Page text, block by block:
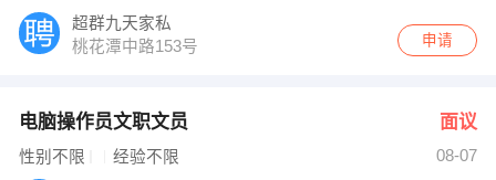
超群九天家私
桃花潭中路153号
申请
电脑操作员文职文员 面议
性别不限 经验不限
08-07